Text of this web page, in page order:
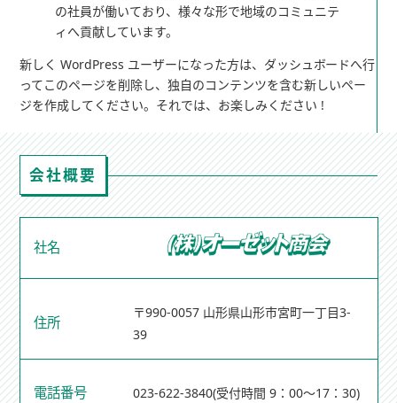
の社員が働いており、様々な形で地域のコミュニテ
ィへ貢献しています。
新しく WordPress ユーザーになった方は、 ダッシュボードへ行
ってこのページを削除し、独自のコンテンツを含む新しいペー
ジを作成してください。それでは、お楽しみください !
会社概要
社名
住所
〒990-0057 山形県山形市宮町一丁目3-
39
電話番号 023-622-3840(受付時間 9：00～17：30)